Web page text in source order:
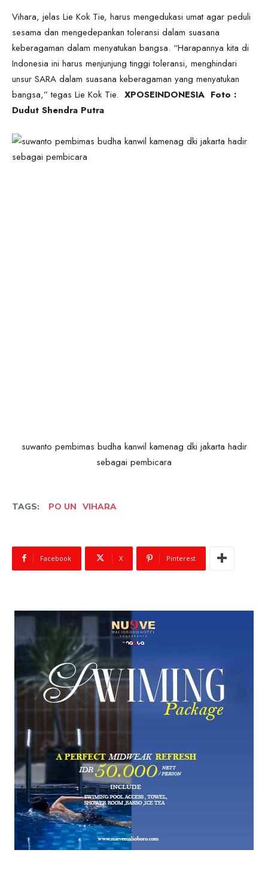
Vihara, jelas Lie Kok Tie, harus mengedukasi umat agar peduli
sesama dan mengedepankan toleransi dalam suasana
keberagaman dalam menyatukan bangsa. “Harapannya kita di
Indonesia ini harus menjunjung tinggi toleransi, menghindari
unsur SARA dalam suasana keberagaman yang menyatukan
bangsa,” tegas Lie Kok Tie. XPOSEINDONESIA Foto :
Dudut Shendra Putra
suwanto pembimas budha kanwil kamenag dki jakarta hadir
sebagai pembicara
TAGS: PO UN VIHARA
Facebook X Pinterest